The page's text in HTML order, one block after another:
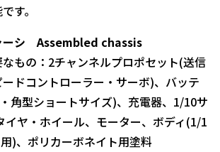
す。
ーシ Assembled chassis
もの：2チャンネルプロポセット(送信
ドコントローラー・サーボ)、バッテ
角型ショートサイズ)、充電器、1/10サ
イヤ・ホイール、モーター、ボディ(1/1
)、ポリカーボネイト用塗料